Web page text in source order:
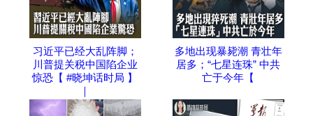
习近平已经大乱阵脚；
川普提关税中国陷企业
惊恐【 #晓坤话时局 】
｜
多地出现暴毙潮 青壮年
居多；“七星连珠” 中共
亡于今年【